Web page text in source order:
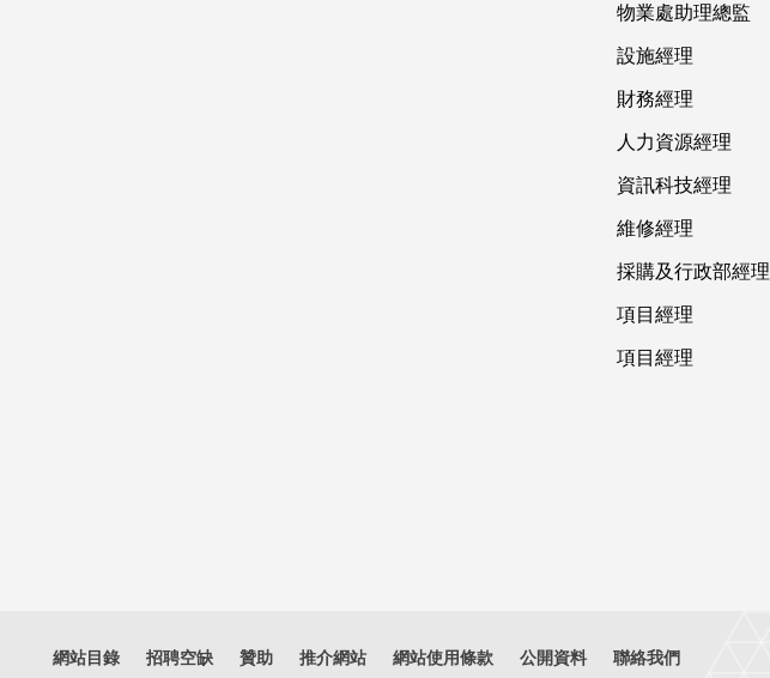
物業處助理總監
設施經理
財務經理
人力資源經理
資訊科技經理
維修經理
採購及行政部經理
項目經理
項目經理
網站目錄 招聘空缺 贊助 推介網站 網站使用條款 公開資料 聯絡我們